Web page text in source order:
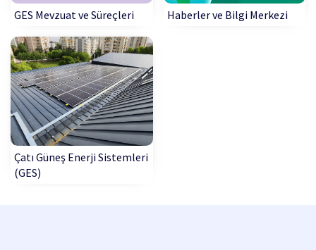
GES Mevzuat ve Süreçleri Haberler ve Bilgi Merkezi
Çatı Güneş Enerji Sistemleri
(GES)